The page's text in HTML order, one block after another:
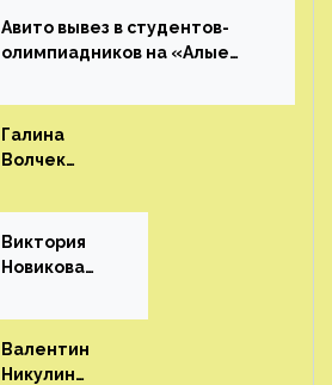
Авито вывез в студентов-
олимпиадников на «Алые
Галина
Волчек
Виктория
Новикова
Валентин
Никулин